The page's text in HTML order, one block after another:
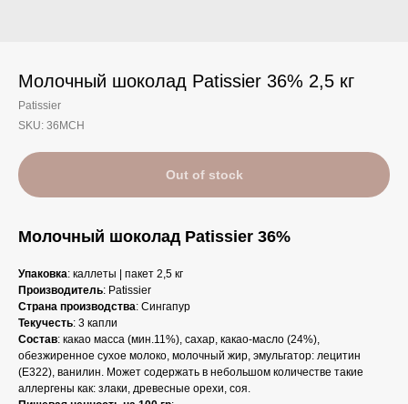
Молочный шоколад Patissier 36% 2,5 кг
Patissier
SKU: 36MCH
Out of stock
Молочный шоколад Patissier 36%
Упаковка: каллеты | пакет 2,5 кг
Производитель: Patissier
Страна производства: Сингапур
Текучесть: 3 капли
Состав: какао масса (мин.11%), сахар, какао-масло (24%),
обезжиренное сухое молоко, молочный жир, эмульгатор: лецитин
(E322), ванилин. Может содержать в небольшом количестве такие
аллергены как: злаки, древесные орехи, соя.